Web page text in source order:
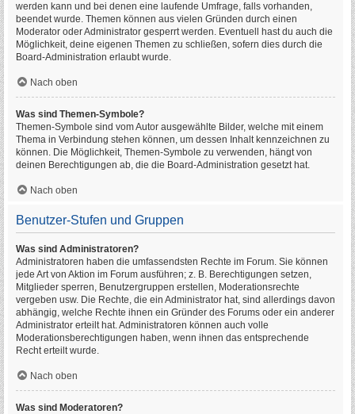
werden kann und bei denen eine laufende Umfrage, falls vorhanden,
beendet wurde. Themen können aus vielen Gründen durch einen
Moderator oder Administrator gesperrt werden. Eventuell hast du auch die
Möglichkeit, deine eigenen Themen zu schließen, sofern dies durch die
Board-Administration erlaubt wurde.
Nach oben
Was sind Themen-Symbole?
Themen-Symbole sind vom Autor ausgewählte Bilder, welche mit einem
Thema in Verbindung stehen können, um dessen Inhalt kennzeichnen zu
können. Die Möglichkeit, Themen-Symbole zu verwenden, hängt von
deinen Berechtigungen ab, die die Board-Administration gesetzt hat.
Nach oben
Benutzer-Stufen und Gruppen
Was sind Administratoren?
Administratoren haben die umfassendsten Rechte im Forum. Sie können
jede Art von Aktion im Forum ausführen; z. B. Berechtigungen setzen,
Mitglieder sperren, Benutzergruppen erstellen, Moderationsrechte
vergeben usw. Die Rechte, die ein Administrator hat, sind allerdings davon
abhängig, welche Rechte ihnen ein Gründer des Forums oder ein anderer
Administrator erteilt hat. Administratoren können auch volle
Moderationsberechtigungen haben, wenn ihnen das entsprechende
Recht erteilt wurde.
Nach oben
Was sind Moderatoren?